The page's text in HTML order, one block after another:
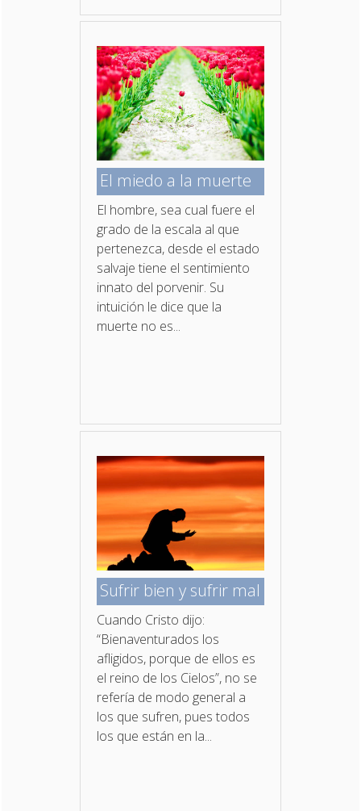
El miedo a la muerte
El hombre, sea cual fuere el
grado de la escala al que
pertenezca, desde el estado
salvaje tiene el sentimiento
innato del porvenir. Su
intuición le dice que la
muerte no es...
Sufrir bien y sufrir mal
Cuando Cristo dijo:
“Bienaventurados los
afligidos, porque de ellos es
el reino de los Cielos”, no se
refería de modo general a
los que sufren, pues todos
los que están en la...